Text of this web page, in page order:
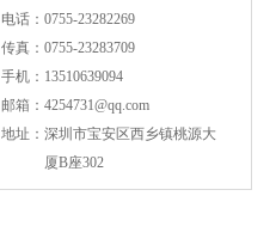
电话： 0755-23282269
传真： 0755-23283709
手机： 13510639094
邮箱： 4254731@qq.com
地址： 深圳市宝安区西乡镇桃源大
厦B座302